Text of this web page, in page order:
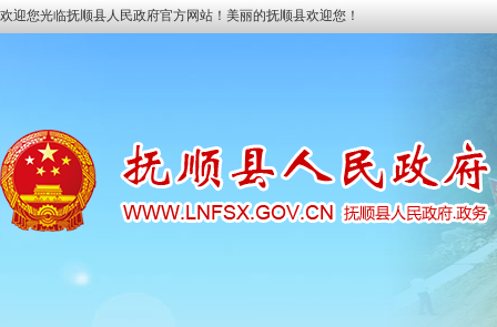
欢迎您光临抚顺县人民政府官方网站！美丽的抚顺县欢迎您！